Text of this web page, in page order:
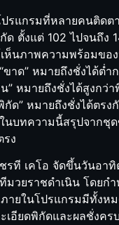
รแกรมที่หลายคนติดต
ตั้งแต่ 102 ไปจนถึง
ห็นภาพความพร้อมขอ
าด” หมายถึงชั่งได้ต่ำ
” หมายถึงชั่งได้สูงกว่
กัด” หมายถึงชั่งได้ตร
บทความนี้สรุปจากชุด
ง
รที เคโอ จัดขึ้นวันอา
วยราชดำเนิน โดยกำ
ายในโปรแกรมมีทั้งห
เอียดพิกัดและผลชั่งค